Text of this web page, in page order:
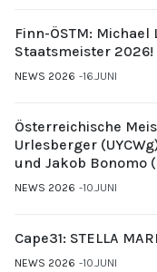
Finn-ÖSTM:
Staatsmeister 2026!
NEWS 2026 16.JUNI
Österreichische
Urlesberger
und Jakob Bonomo
Gubi (UYCMo)
NEWS 2026 10.JUNI
Cape31: STELLA
NEWS 2026 10.JUNI